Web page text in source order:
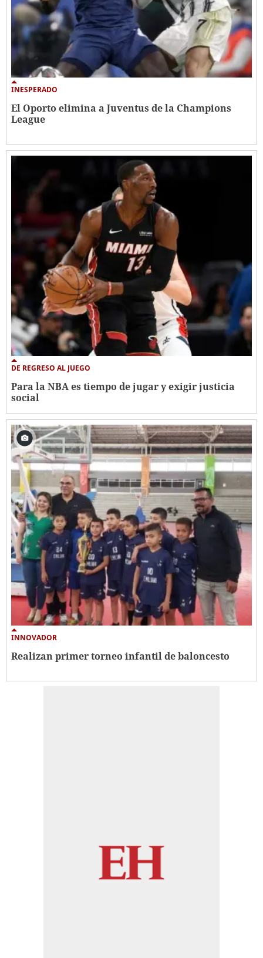
INESPERADO
El Oporto elimina a Juventus de la Champions
League
DE REGRESO AL JUEGO
Para la NBA es tiempo de jugar y exigir justicia
social
INNOVADOR
Realizan primer torneo infantil de baloncesto